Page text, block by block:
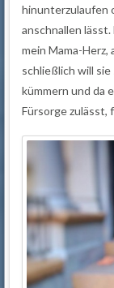
hinunterzulaufen
anschnallen
mein Mama-
schließlich will
kümmern und da
Fürsorge zulässt,